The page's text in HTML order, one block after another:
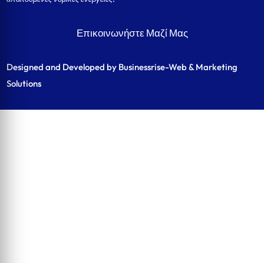
Επικοινωνήστε Μαζί Μας
Designed and Developed by Businessrise-Web & Marketing
Solutions